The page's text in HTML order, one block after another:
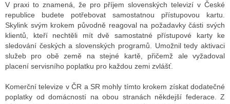
V praxi to znamená, že pro příjem slovenských televizí v České
republice budete potřebovat samostatnou přístupovou kartu.
Skylink svým krokem původně reagoval na požadavky části svých
klientů, kteří nechtěli mít dvě samostatné přístupové karty ke
sledování českých a slovenských programů. Umožnil tedy aktivaci
služeb pro obě země na stejné kartě, přičemž ale vyžadoval
placení servisního poplatku pro každou zemi zvlášť.
Komerční televize v ČR a SR mohly tímto krokem získat dodatečné
poplatky od domácností na obou stranách někdejší federace. Z